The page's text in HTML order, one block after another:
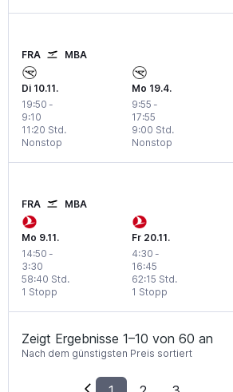
FRA MBA
Di 10.11.
19:50 -
9:10
Nonstop
11:20 Std.
Mo 19.4.
9:55 -
17:55
Nonstop
9:00 Std.
FRA MBA
Mo 9.11.
14:50 -
3:30
1 Stopp
58:40 Std.
Fr 20.11.
4:30 -
16:45
1 Stopp
62:15 Std.
Zeigt Ergebnisse 1–10 von 60 an
Nach dem günstigsten Preis sortiert